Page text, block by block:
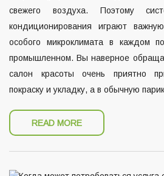
свежего воздуха. Поэтому
кондиционирования играют
особого микроклимата в каждом
промышленном. Вы наверное
салон красоты очень приятно
покраску и укладку, а в обычную
READ MORE